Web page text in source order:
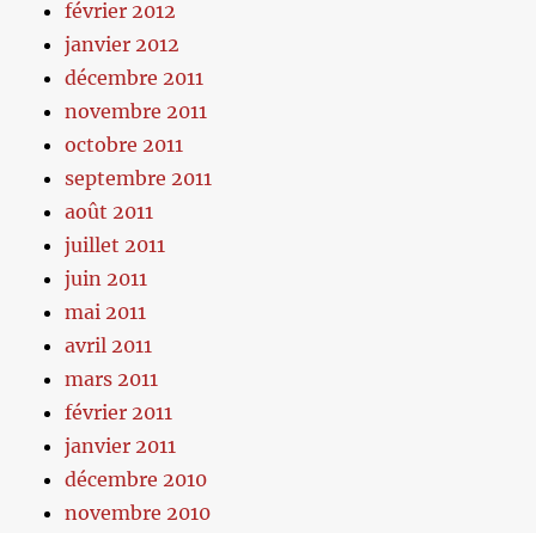
février 2012
janvier 2012
décembre 2011
novembre 2011
octobre 2011
septembre 2011
août 2011
juillet 2011
juin 2011
mai 2011
avril 2011
mars 2011
février 2011
janvier 2011
décembre 2010
novembre 2010